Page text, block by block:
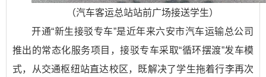
（汽车客运总站站前广场接送学生）
开通“新生接驳专车”是近年来六安市汽车运输总公司
推出的常态化服务项目，接驳专车采取“循环摆渡”发车模
式，从交通枢纽站直达校区，既解决了学生拖着行李再次